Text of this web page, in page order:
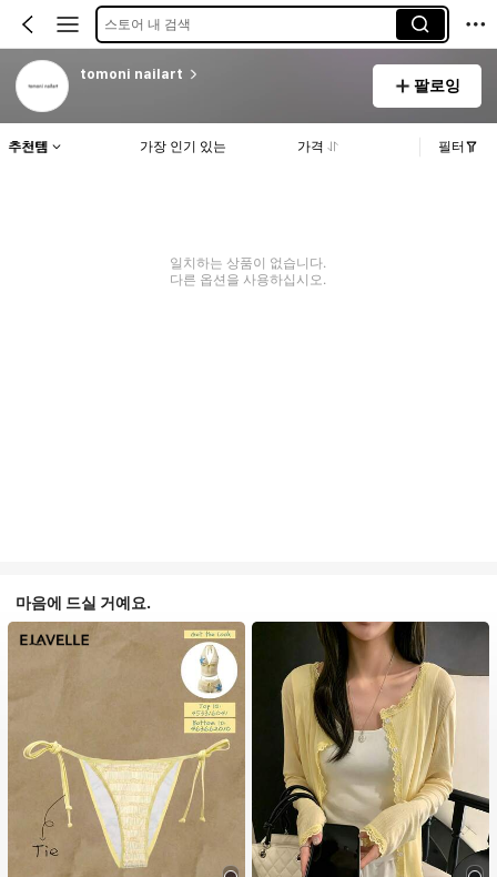
스토어 내 검색
tomoni nailart
팔로잉
추천템 가장 인기 있는 가격 필터
일치하는 상품이 없습니다.
다른 옵션을 사용하십시오.
마음에 드실 거예요.